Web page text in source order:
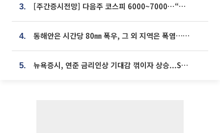
3. [주간증시전망] 다음주 코스피 6000~7000⋯“外人 수급은 정책이 변수”
4. 동해안은 시간당 80㎜ 폭우, 그 외 지역은 폭염…‘극과 극 날씨’
5. 뉴욕증시, 연준 금리인상 기대감 꺾이자 상승...S&P500 사상 최고치 [종합]